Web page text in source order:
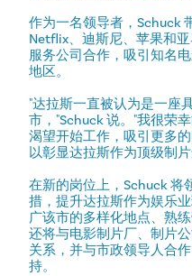
作为一名领导者，Schuck
Netflix、迪斯尼、苹果和
服务公司合作，吸引知名
地区。
"达拉斯一直被认为是一座
市，"Schuck 说。"我很荣
渴望开始工作，吸引更多
以彰显达拉斯作为顶级制
在新的岗位上，Schuck 将
措，提升达拉斯作为娱乐
广该市的多样化地点、熟
还将与电影制片厂、制片
关系，并与市政领导人合
持。